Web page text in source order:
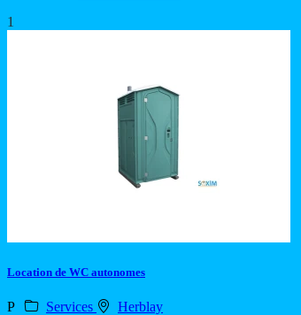
1
Location de WC autonomes
P Services Herblay